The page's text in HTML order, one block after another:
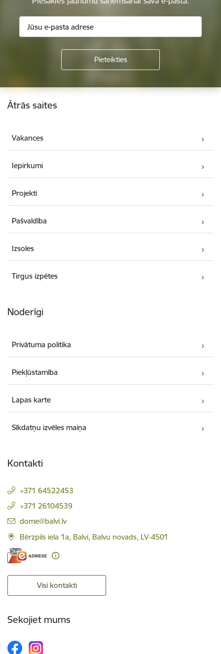
Kājene
Ātrās saites
Vakances
Iepirkumi
Projekti
Pašvaldība
Izsoles
Tirgus izpētes
Noderīgi
Privātuma politika
Piekļūstamība
Lapas karte
Sīkdatņu izvēles maiņa
Kontakti
+371 64522453
+371 26104539
E-pasts:
dome@balvi.lv
Bērzpils iela 1a, Balvi, Balvu novads, LV-4501
Visi kontakti
Sekojiet mums